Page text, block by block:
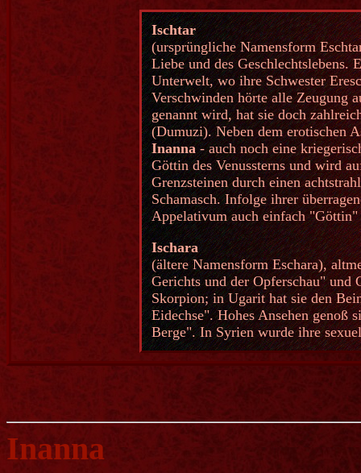
Ischtar
(ursprüngliche Namensform
Liebe und des
Unterwelt, wo ihre Schwester
Verschwinden hörte alle Zeugung
genannt wird, hat sie doch
(Dumuzi). Neben dem erotischen
Inanna- auch noch eine
Göttin des Venussterns und wird
Grenzsteinen durch einen
Schamasch. Infolge ihrer
Appelativum auch einfach
Ischara
(ältere Namensform Eschara),
Gerichts und der Opferschau" und
Skorpion; in Ugarit hat sie den
Eidechse". Hohes Ansehen genoß
Berge". In Syrien wurde ihre
Inanna